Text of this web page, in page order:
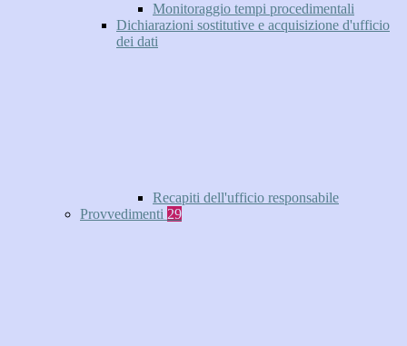
Monitoraggio tempi procedimentali
Dichiarazioni sostitutive e acquisizione d'ufficio
dei dati
Recapiti dell'ufficio responsabile
Provvedimenti 29